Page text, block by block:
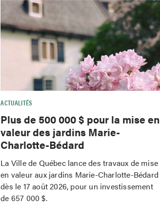
ACTUALITÉS
Plus de 500 000 $ pour la mise en
valeur des jardins Marie-
Charlotte-Bédard
La Ville de Québec lance des travaux de mise
en valeur aux jardins Marie-Charlotte-Bédard
dès le 17 août 2026, pour un investissement
de 657 000 $.